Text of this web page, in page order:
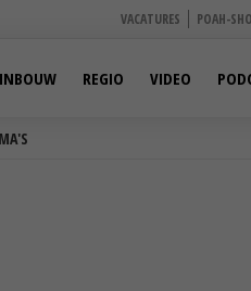
VACATURES POAH-
REGIO VIDEO